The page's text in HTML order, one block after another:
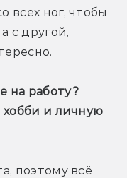
всех ног, чтобы
с другой,
на работу?
хобби и личную
поэтому всё